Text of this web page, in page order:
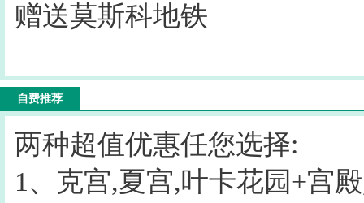
赠送莫斯科地铁
自费推荐
两种超值优惠任您选择:
1、克宫,夏宫,叶卡花园+宫